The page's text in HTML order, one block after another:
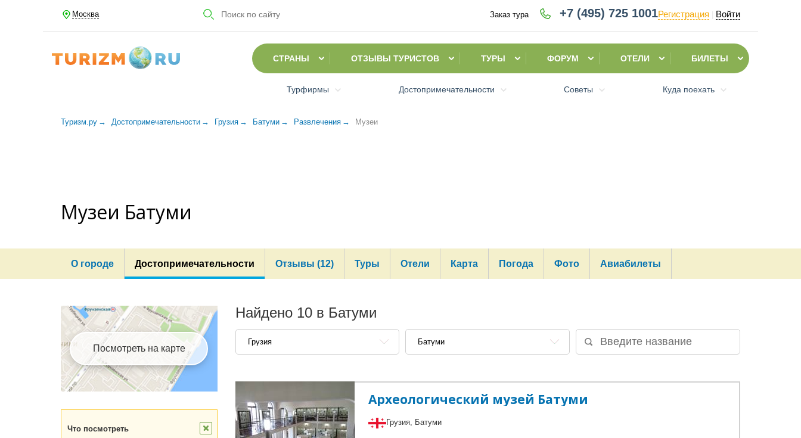
Москва Заказ тура +7 (495) 725 1001Регистрация Войти
СТРАНЫ ОТЗЫВЫ ТУРИСТОВ ТУРЫ ФОРУМ ОТЕЛИ БИЛЕТЫ
Турфирмы Достопримечательности Советы Куда поехать
Туризм.ру Достопримечательности Грузия Батуми Развлечения Музеи
Музеи Батуми
О городе Достопримечательности Отзывы (12) Туры Отели Карта Погода Фото Авиабилеты
Посмотреть на карте
Что посмотреть
Найдено 10 в Батуми
Грузия Батуми
Археологический музей Батуми
Грузия, Батуми